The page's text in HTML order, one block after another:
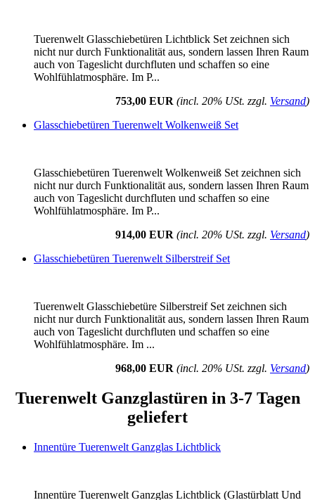
Tuerenwelt Glasschiebetüren Lichtblick Set zeichnen sich
nicht nur durch Funktionalität aus, sondern lassen Ihren Raum
auch von Tageslicht durchfluten und schaffen so eine
Wohlfühlatmosphäre. Im P...
753,00 EUR (incl. 20% USt. zzgl. Versand)
Glasschiebetüren Tuerenwelt Wolkenweiß Set
Glasschiebetüren Tuerenwelt Wolkenweiß Set zeichnen sich
nicht nur durch Funktionalität aus, sondern lassen Ihren Raum
auch von Tageslicht durchfluten und schaffen so eine
Wohlfühlatmosphäre. Im P...
914,00 EUR (incl. 20% USt. zzgl. Versand)
Glasschiebetüren Tuerenwelt Silberstreif Set
Tuerenwelt Glasschiebetüre Silberstreif Set zeichnen sich
nicht nur durch Funktionalität aus, sondern lassen Ihren Raum
auch von Tageslicht durchfluten und schaffen so eine
Wohlfühlatmosphäre. Im ...
968,00 EUR (incl. 20% USt. zzgl. Versand)
Tuerenwelt Ganzglastüren in 3-7 Tagen
geliefert
Innentüre Tuerenwelt Ganzglas Lichtblick
Innentüre Tuerenwelt Ganzglas Lichtblick (Glastürblatt Und